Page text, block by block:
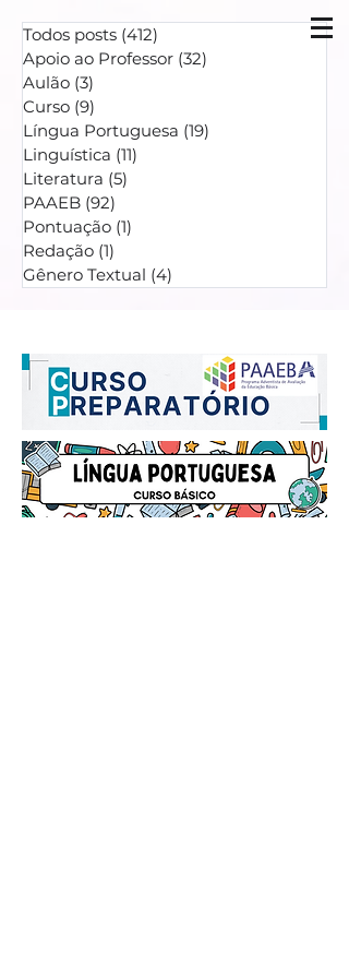
Todos posts (412)
Apoio ao Professor (32)
Aulão (3)
Curso (9)
Língua Portuguesa (19)
Linguística (11)
Literatura (5)
PAAEB (92)
Pontuação (1)
Redação (1)
Gênero Textual (4)